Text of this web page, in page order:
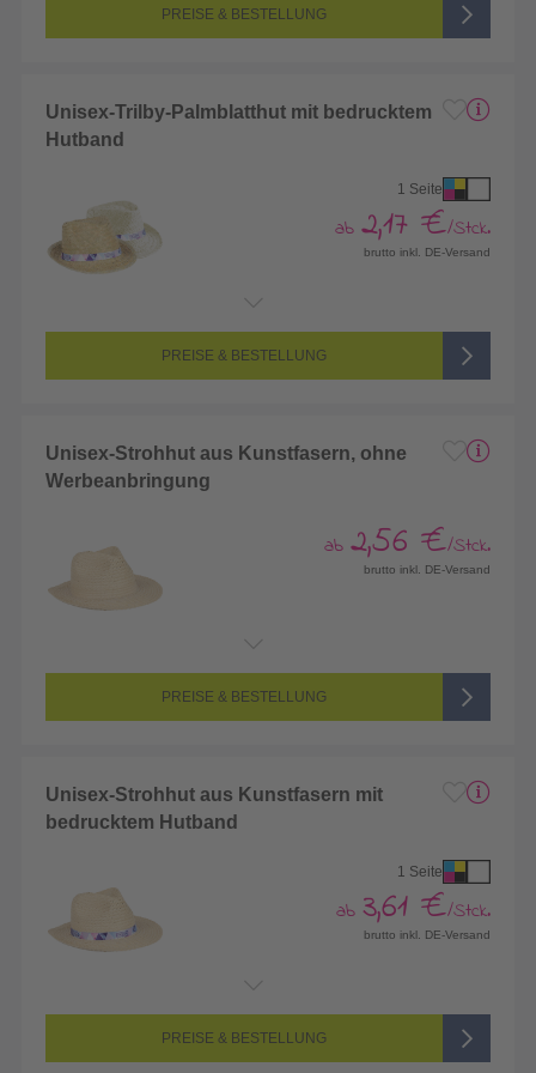
PREISE & BESTELLUNG
Unisex-Trilby-Palmblatthut mit bedrucktem
Hutband
1 Seite
ab 2,17 €/Stck.
brutto inkl. DE-Versand
Seitenanzahl: 1-seitig (Vorderseite bedruckt, Rückseite unbedruckt)
4/0-farbig CMYK (vollfarbig bedruckt)
PREISE & BESTELLUNG
Unisex-Strohhut aus Kunstfasern, ohne
Werbeanbringung
ab 2,56 €/Stck.
brutto inkl. DE-Versand
PREISE & BESTELLUNG
Unisex-Strohhut aus Kunstfasern mit
bedrucktem Hutband
1 Seite
ab 3,61 €/Stck.
brutto inkl. DE-Versand
Seitenanzahl: 1-seitig (Vorderseite bedruckt, Rückseite unbedruckt)
4/0-farbig CMYK (vollfarbig bedruckt)
PREISE & BESTELLUNG